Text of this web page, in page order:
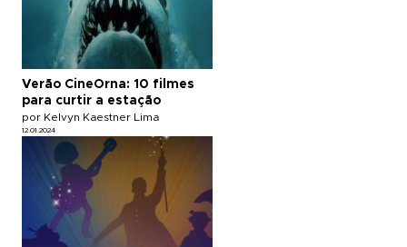
Verão CineOrna: 10 filmes
para curtir a estação
por Kelvyn Kaestner Lima
12.01.2024